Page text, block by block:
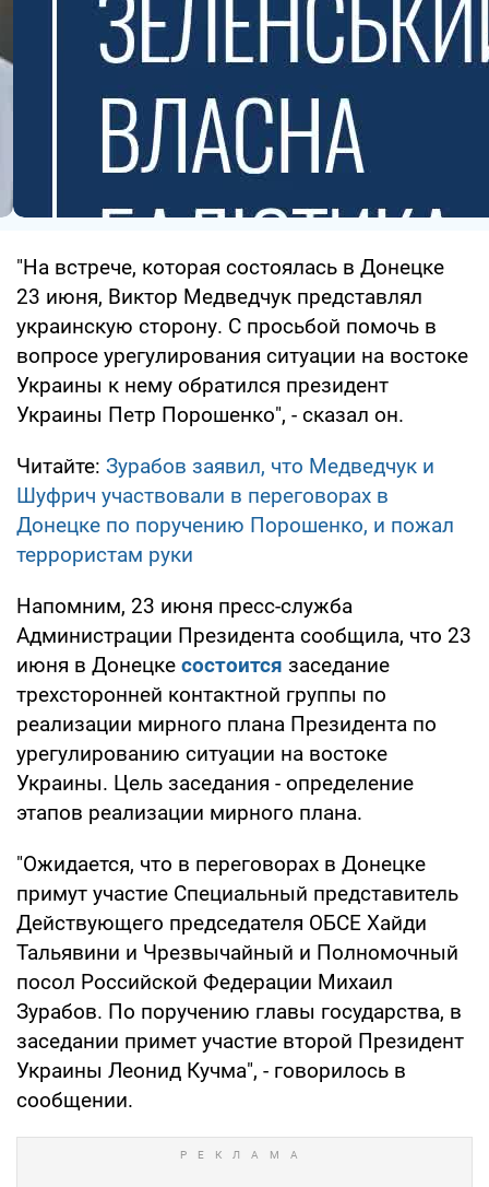
"На встрече, которая состоялась в Донецке
23 июня, Виктор Медведчук представлял
украинскую сторону. С просьбой помочь в
вопросе урегулирования ситуации на востоке
Украины к нему обратился президент
Украины Петр Порошенко", - сказал он.
Читайте: Зурабов заявил, что Медведчук и
Шуфрич участвовали в переговорах в
Донецке по поручению Порошенко, и пожал
террористам руки
Напомним, 23 июня пресс-служба
Администрации Президента сообщила, что 23
июня в Донецке состоится заседание
трехсторонней контактной группы по
реализации мирного плана Президента по
урегулированию ситуации на востоке
Украины. Цель заседания - определение
этапов реализации мирного плана.
"Ожидается, что в переговорах в Донецке
примут участие Специальный представитель
Действующего председателя ОБСЕ Хайди
Тальявини и Чрезвычайный и Полномочный
посол Российской Федерации Михаил
Зурабов. По поручению главы государства, в
заседании примет участие второй Президент
Украины Леонид Кучма", - говорилось в
сообщении.